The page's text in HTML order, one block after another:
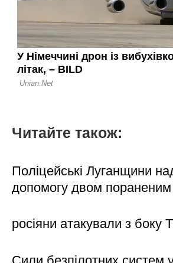
Читайте також:
Поліцейські Луганщини
допомогу двом пораненим
росіяни атакували з боку